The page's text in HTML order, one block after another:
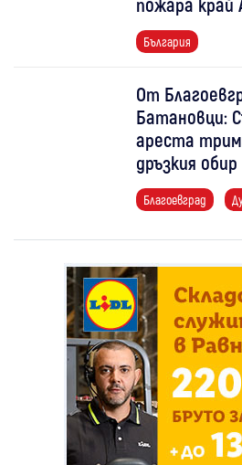
България
От
Батановци:
ареста
дръзкия обир
Благоевград